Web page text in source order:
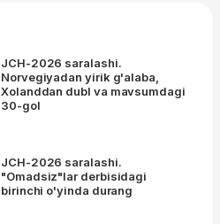
JCH-2026 saralashi.
Norvegiyadan yirik g'alaba,
Xolanddan dubl va mavsumdagi
30-gol
JCH-2026 saralashi.
"Omadsiz"lar derbisidagi
birinchi o'yinda durang